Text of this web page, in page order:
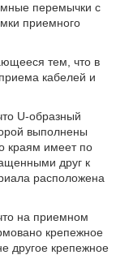
перемычки с
приемного
тем, что в
кабелей и
U-образный
выполнены
краям имеет по
друг к
расположена
на приемном
крепежное
другое крепежное